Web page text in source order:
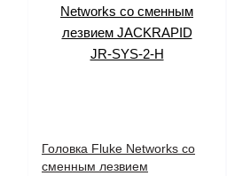
Головка Fluke Networks со
сменным лезвием